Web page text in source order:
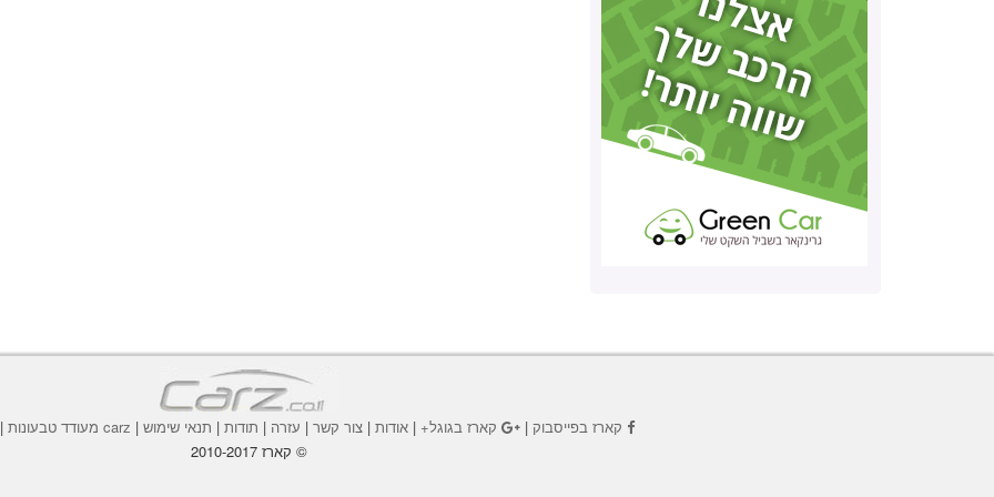
קארז בפייסבוק | קארז בגוגל+ | אודות | צור קשר | עזרה | תודות | תנאי שימוש | carz מעודד טבעונות |
© קארז 2010-2017